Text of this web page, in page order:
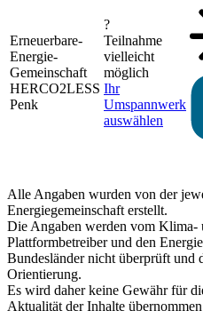
Erneuerbare-
Energie-
Gemeinschaft
HERCO2LESS
Penk
?
Teilnahme
vielleicht
möglich
Ihr
Umspannwerk
auswählen
Alle Angaben wurden von der
Energiegemeinschaft erstellt.
Die Angaben werden vom Klima-
Plattformbetreiber und den
Bundesländer nicht überprüft und
Orientierung.
Es wird daher keine Gewähr für
Aktualität der Inhalte